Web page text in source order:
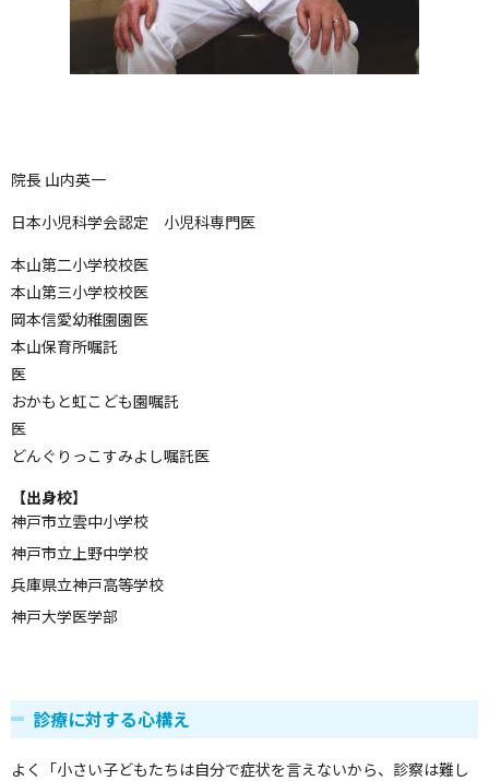
院長 山内英一
日本小児科学会認定 小児科専門医
本山第二小学校校医
本山第三小学校校医
岡本信愛幼稚園園医
本山保育所嘱託
おかもと虹こども園嘱託
どんぐりっこすみよし嘱託医
【出身校】
神戸市立雲中小学校
神戸市立上野中学校
兵庫県立神戸高等学校
神戸大学医学部
診療に対する心構え
よく「小さい子どもたちは自分で症状を言えないから、診察は難し